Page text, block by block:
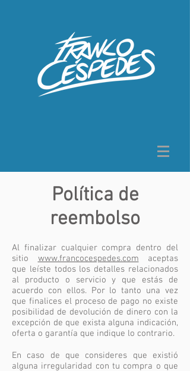
Política de
reembolso
Al finalizar cualquier compra dentro del
sitio www.francocespedes.com aceptas
que leíste todos los detalles relacionados
al producto o servicio y que estás de
acuerdo con ellos. Por lo tanto una vez
que finalices el proceso de pago no existe
posibilidad de devolución de dinero con la
excepción de que exista alguna indicación,
oferta o garantía que indique lo contrario.
En caso de que consideres que existió
alguna irregularidad con tu compra o que